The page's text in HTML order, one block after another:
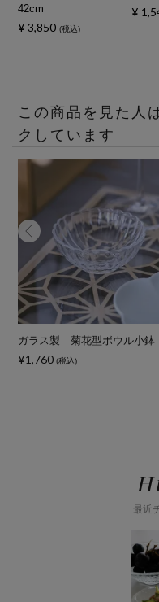
42cm
¥ 3,850 税込
¥
この商品を見た人
クしています
ガラス製 菊花型ボウル小鉢
¥1,760 (税込)
最近